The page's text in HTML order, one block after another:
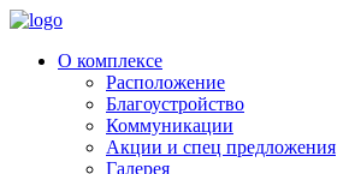
О комплексе
Расположение
Благоустройство
Коммуникации
Акции и спец предложения
Галерея